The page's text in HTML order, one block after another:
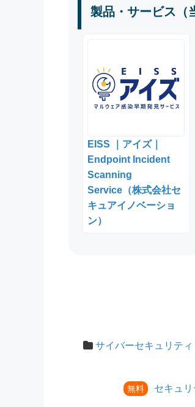
製品・サービス（
EISS ｜アイズ｜
Endpoint Incident
Scanning
Service（株式会社セ
キュアイノベーショ
ン）
サイバーセキュリテ
無料 セキュ